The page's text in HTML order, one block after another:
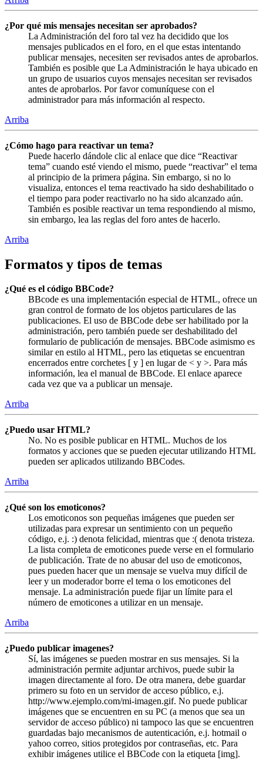
¿Por qué mis mensajes necesitan ser aprobados?
La Administración del foro tal vez ha decidido que los
mensajes publicados en el foro, en el que estas intentando
publicar mensajes, necesiten ser revisados antes de aprobarlos.
También es posible que La Administración le haya ubicado en
un grupo de usuarios cuyos mensajes necesitan ser revisados
antes de aprobarlos. Por favor comuníquese con el
administrador para más información al respecto.
Arriba
¿Cómo hago para reactivar un tema?
Puede hacerlo dándole clic al enlace que dice “Reactivar
tema” cuando esté viendo el mismo, puede “reactivar” el tema
al principio de la primera página. Sin embargo, si no lo
visualiza, entonces el tema reactivado ha sido deshabilitado o
el tiempo para poder reactivarlo no ha sido alcanzado aún.
También es posible reactivar un tema respondiendo al mismo,
sin embargo, lea las reglas del foro antes de hacerlo.
Arriba
Formatos y tipos de temas
¿Qué es el código BBCode?
BBcode es una implementación especial de HTML, ofrece un
gran control de formato de los objetos particulares de las
publicaciones. El uso de BBCode debe ser habilitado por la
administración, pero también puede ser deshabilitado del
formulario de publicación de mensajes. BBCode asimismo es
similar en estilo al HTML, pero las etiquetas se encuentran
encerrados entre corchetes [ y ] en lugar de < y >. Para más
información, lea el manual de BBCode. El enlace aparece
cada vez que va a publicar un mensaje.
Arriba
¿Puedo usar HTML?
No. No es posible publicar en HTML. Muchos de los
formatos y acciones que se pueden ejecutar utilizando HTML
pueden ser aplicados utilizando BBCodes.
Arriba
¿Qué son los emoticonos?
Los emoticonos son pequeñas imágenes que pueden ser
utilizadas para expresar un sentimiento con un pequeño
código, e.j. :) denota felicidad, mientras que :( denota tristeza.
La lista completa de emoticones puede verse en el formulario
de publicación. Trate de no abusar del uso de emoticonos,
pues pueden hacer que un mensaje se vuelva muy difícil de
leer y un moderador borre el tema o los emoticones del
mensaje. La administración puede fijar un límite para el
número de emoticones a utilizar en un mensaje.
Arriba
¿Puedo publicar imagenes?
Sí, las imágenes se pueden mostrar en sus mensajes. Si la
administración permite adjuntar archivos, puede subir la
imagen directamente al foro. De otra manera, debe guardar
primero su foto en un servidor de acceso público, e.j.
http://www.ejemplo.com/mi-imagen.gif. No puede publicar
imágenes que se encuentren en su PC (a menos que sea un
servidor de acceso público) ni tampoco las que se encuentren
guardadas bajo mecanismos de autenticación, e.j. hotmail o
yahoo correo, sitios protegidos por contraseñas, etc. Para
exhibir imágenes utilice el BBCode con la etiqueta [img].